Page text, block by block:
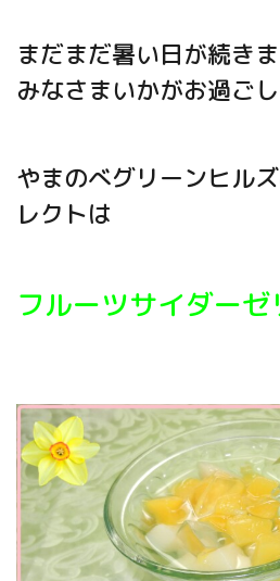
まだまだ暑い日が続き
みなさまいかがお過ご
やまのべグリーンヒル
レクトは
フルーツサイダーゼ